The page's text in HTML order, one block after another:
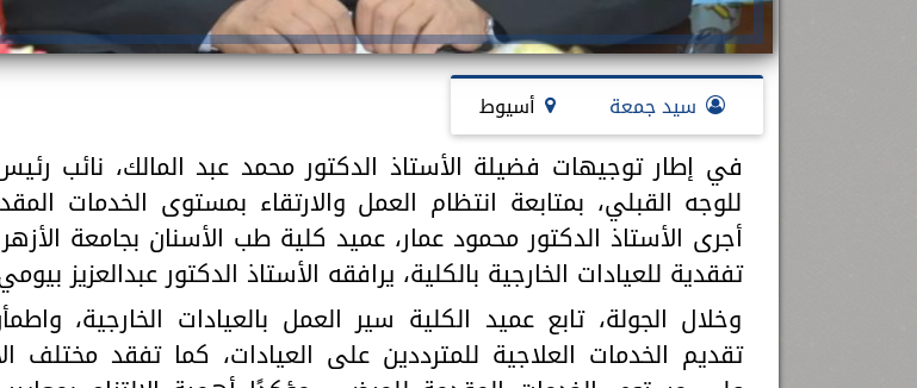
سيد جمعة أسيوط
في إطار توجيهات فضيلة الأستاذ الدكتور محمد عبد المالك، نائب
للوجه القبلي، بمتابعة انتظام العمل والارتقاء بمستوى الخدمات
أجرى الأستاذ الدكتور محمود عمار، عميد كلية طب الأسنان بجامعة
تفقدية للعيادات الخارجية بالكلية، يرافقه الأستاذ الدكتور عبدالعزيز
وخلال الجولة، تابع عميد الكلية سير العمل بالعيادات الخارجية،
تقديم الخدمات العلاجية للمترددين على العيادات، كما تفقد مختلف